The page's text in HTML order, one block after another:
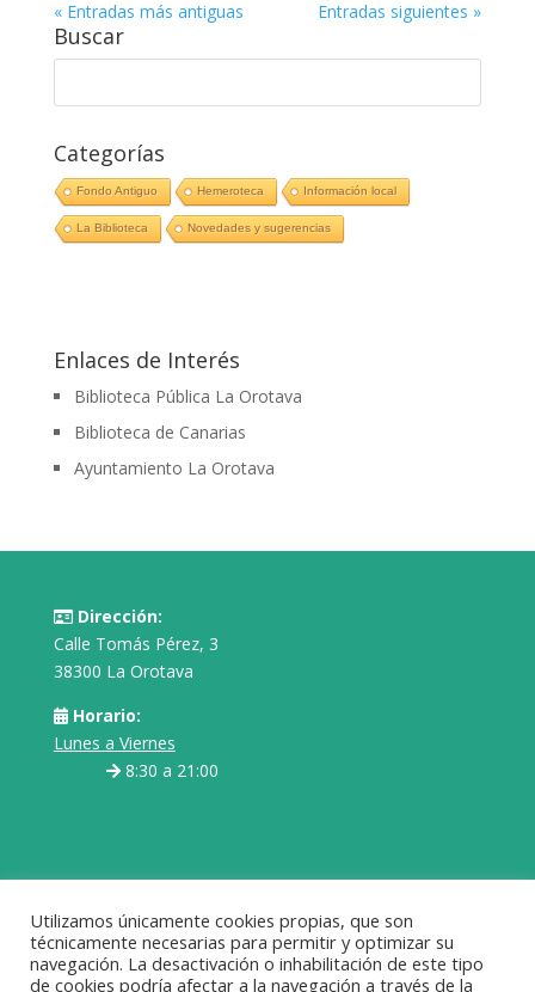
« Entradas más antiguas Entradas siguientes »
Buscar
Categorías
Fondo Antiguo Hemeroteca Información local
La Biblioteca Novedades y sugerencias
Enlaces de Interés
Biblioteca Pública La Orotava
Biblioteca de Canarias
Ayuntamiento La Orotava
Dirección:
Calle Tomás Pérez, 3
38300 La Orotava
Horario:
Lunes a Viernes
8:30 a 21:00
Condiciones de uso
Política de cookies
Utilizamos únicamente cookies propias, que son
técnicamente necesarias para permitir y optimizar su
navegación. La desactivación o inhabilitación de este tipo
de cookies podría afectar a la navegación a través de la